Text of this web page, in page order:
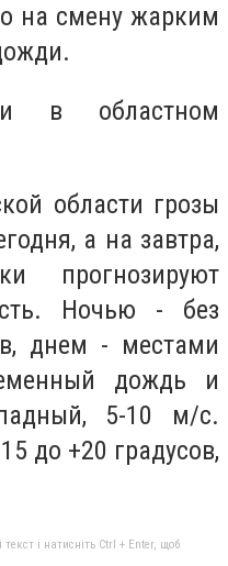
на смену жарким
в областном
области грозы
а на завтра,
прогнозируют
Ночью - без
днем - местами
дождь и
5-10 м/с.
до +20 градусов,
і натисніть Ctrl + Enter, щоб